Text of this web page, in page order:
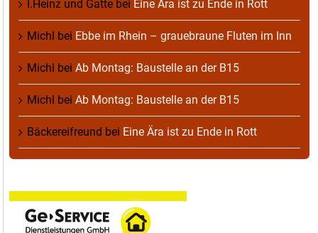
I.Heinz und Gatte bei Eine Ära ist zu Ende in Rott
Michl bei Ebbe im Rhein – grauebraune Fluten im Inn
Michl bei Ab Montag: Baustelle an der B15
Michl bei Ab Montag: Baustelle an der B15
Bäckereifreund bei Eine Ära ist zu Ende in Rott